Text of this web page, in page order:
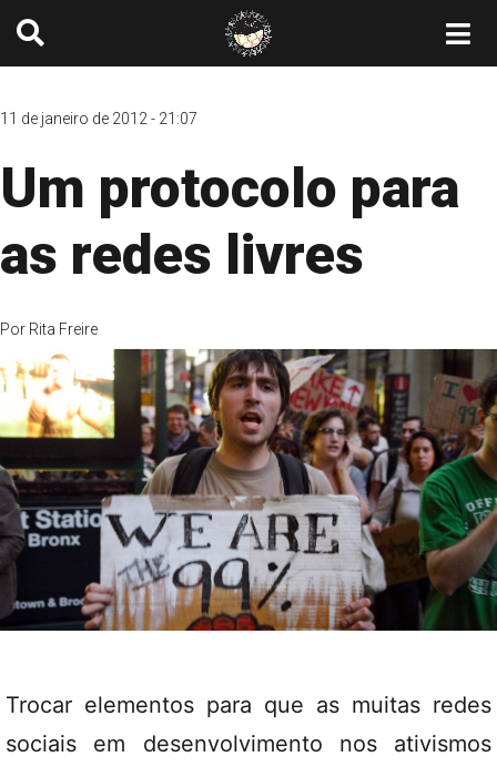
11 de janeiro de 2012 - 21:07
Um protocolo para
as redes livres
Por Rita Freire
Trocar elementos para que as muitas redes
sociais em desenvolvimento nos ativismos